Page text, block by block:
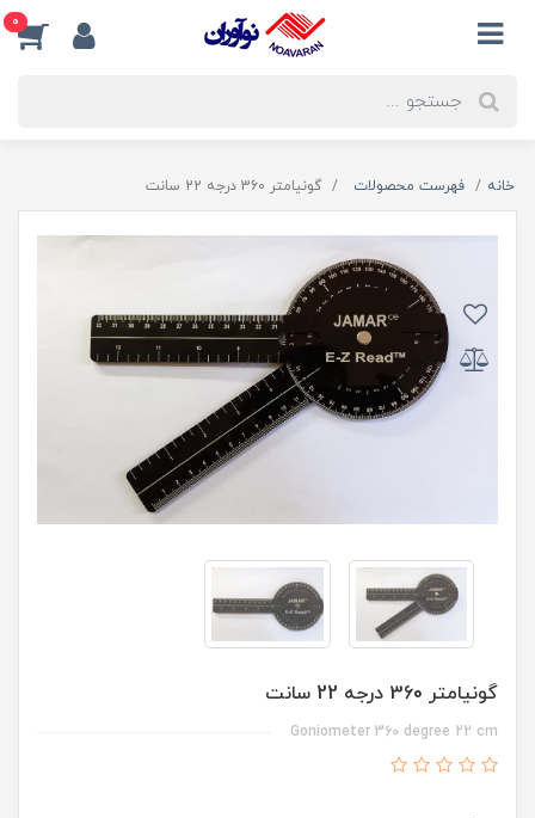
0
خانه فهرست محصولات گونیامتر 360 درجه 22 سانت
گونیامتر 360 درجه 22 سانت
Goniometer 360 degree 22 cm